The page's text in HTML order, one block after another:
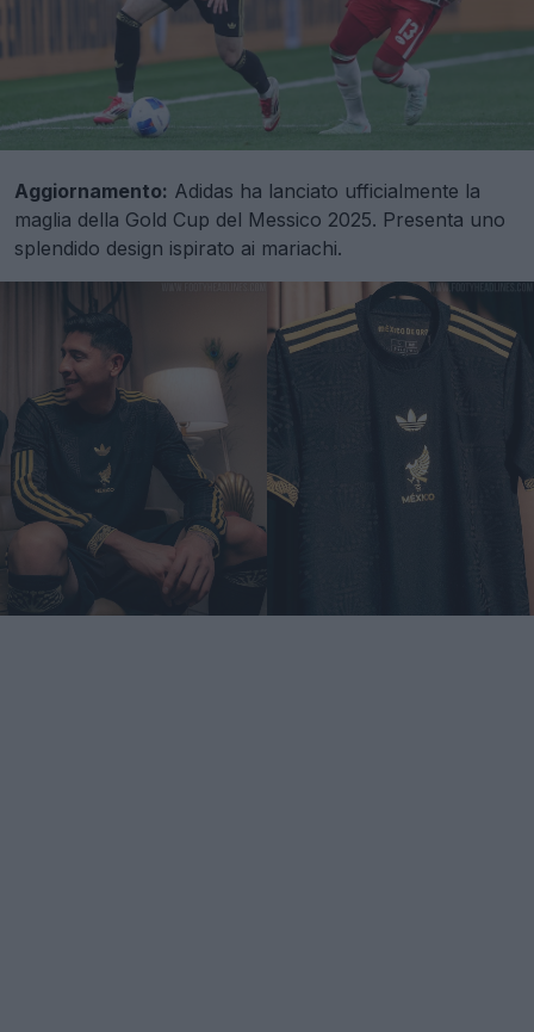
Aggiornamento: Adidas ha lanciato ufficialmente la
maglia della Gold Cup del Messico 2025. Presenta uno
splendido design ispirato ai mariachi.